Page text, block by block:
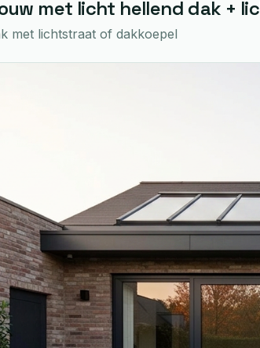
met licht hellend dak +
met lichtstraat of dakkoepel